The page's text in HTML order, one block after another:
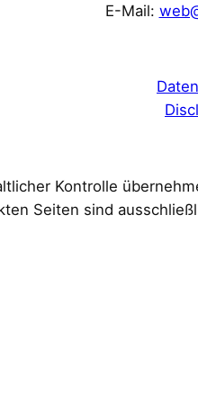
E-Mail:
Kontrolle
Seiten sind